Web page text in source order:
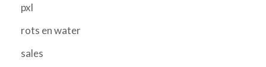
pxl
rots en water
sales